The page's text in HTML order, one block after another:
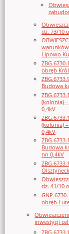
dz. 73/10
Lipowo
obręb
Budowa
(kolonia)–
0,4kV
(kolonia)
0,4kV
Budowa
nn 0,4kV
dz. 41/10
obręb
inwestycji